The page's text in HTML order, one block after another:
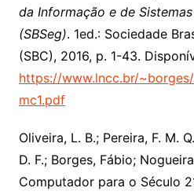
da Informação e de
(SBSeg). 1ed.: Sociedade
(SBC), 2016, p. 1-43.
https://www.lncc.br/
mc1.pdf
Oliveira, L. B.; Pereira, F. M.
D. F.; Borges, Fábio;
Computador para o Século